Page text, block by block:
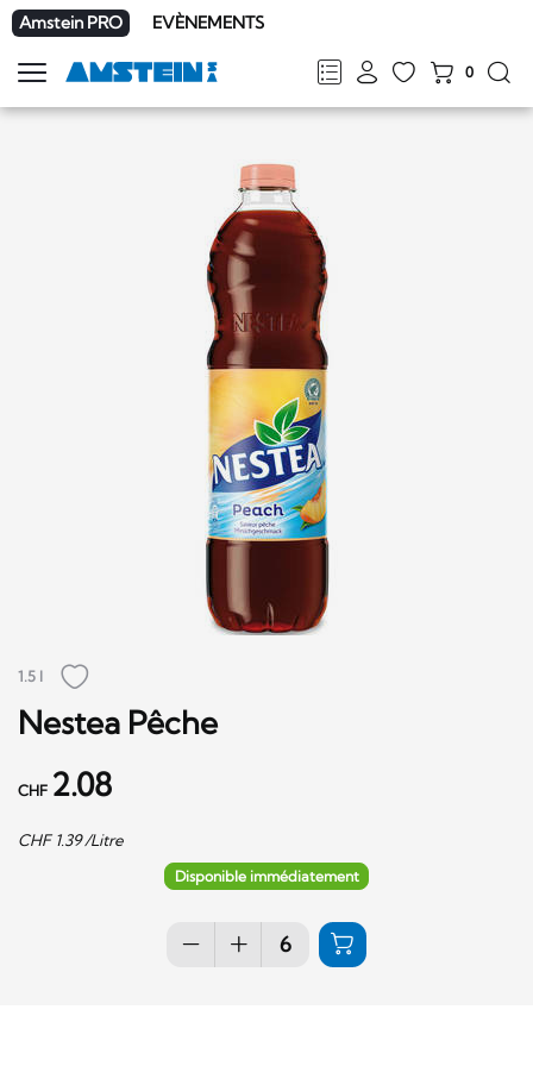
Amstein PRO EVÈNEMENTS
FRDEENIT
0
Afficher
la
1.5 l
Nestea Pêche
CHF 2.08
CHF 1.39/Litre
Disponible immédiatement